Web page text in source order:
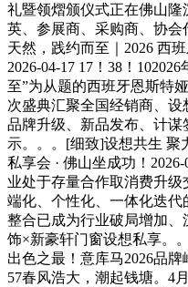
礼暨领熠颁仪式正在佛山
英、参展商、采购商、协
天然，践约而至｜2026 西
2026-04-17 17！38！
至”为从题的西班牙恩斯特
次盛典汇聚全国经销商、
品牌升级、新品发布、计
示。。。[细致]设想共生 聚
私享会 · 佛山坐成功！
业处于存量合作取消费升
端化、个性化、一体化迭
整合已成为行业破局增加
饰×新豪轩门窗设想私享。
出色之最！意库马2026品牌
57春风浩大，潮起钱塘。4